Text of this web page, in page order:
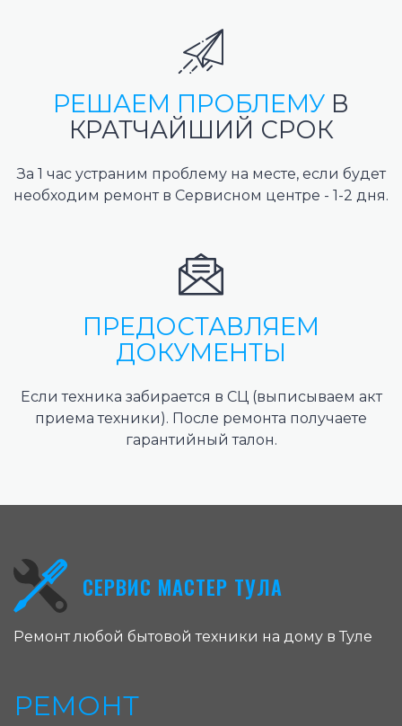
РЕШАЕМ ПРОБЛЕМУ В
КРАТЧАЙШИЙ СРОК
За 1 час устраним проблему на месте, если будет
необходим ремонт в Сервисном центре - 1-2 дня.
ПРЕДОСТАВЛЯЕМ
ДОКУМЕНТЫ
Если техника забирается в СЦ (выписываем акт
приема техники). После ремонта получаете
гарантийный талон.
СЕРВИС МАСТЕР ТУЛА
Ремонт любой бытовой техники на дому в Туле
РЕМОНТ